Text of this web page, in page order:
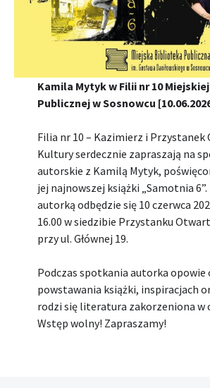
Kamila Mytyk w Filii nr 10
Publicznej w Sosnowcu
Filia nr 10 – Kazimierz i
Kultury serdecznie zapraszają na
autorskie z Kamilą Mytyk,
jej najnowszej książki „Samotnia
autorką odbędzie się 10 czerwca
16.00 w siedzibie Przystanku
przy ul. Głównej 19.
Podczas spotkania autorka opowie
powstawania książki, inspiracjach
rodzi się literatura zakorzeniona w
Wstęp wolny! Zapraszamy!